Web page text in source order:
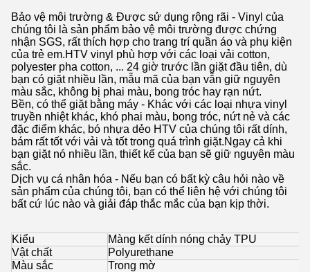
Bảo vệ môi trường & Được sử dụng rộng rãi - Vinyl của
chúng tôi là sản phẩm bảo vệ môi trường được chứng
nhận SGS, rất thích hợp cho trang trí quần áo và phụ kiện
của trẻ em.HTV vinyl phù hợp với các loại vải cotton,
polyester pha cotton, ... 24 giờ trước lần giặt đầu tiên, dù
bạn có giặt nhiều lần, mẫu mã của bạn vẫn giữ nguyên
màu sắc, không bị phai màu, bong tróc hay rạn nứt.
Bền, có thể giặt bằng máy - Khác với các loại nhựa vinyl
truyền nhiệt khác, khó phai màu, bong tróc, nứt nẻ và các
đặc điểm khác, bó nhựa dẻo HTV của chúng tôi rất dính,
bám rất tốt với vải và tốt trong quá trình giặt.Ngay cả khi
bạn giặt nó nhiều lần, thiết kế của bạn sẽ giữ nguyên màu
sắc.
Dịch vụ cá nhân hóa - Nếu bạn có bất kỳ câu hỏi nào về
sản phẩm của chúng tôi, bạn có thể liên hệ với chúng tôi
bất cứ lúc nào và giải đáp thắc mắc của bạn kịp thời.
Kiểu
Màng kết dính nóng chảy TPU
Vật chất
Polyurethane
Màu sắc
Trong mờ